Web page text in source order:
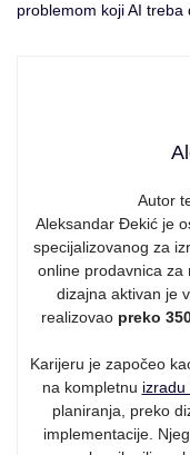
problemom koji AI treba
Autor
Aleksandar Đekić je
specijalizovanog za
online prodavnica za
dizajna aktivan je
realizovao preko
Karijeru je započeo
na kompletnu izradu
planiranja, preko
implementacije.